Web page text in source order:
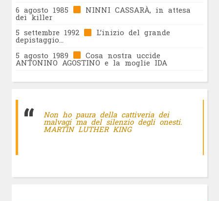
6 agosto 1985
NINNI CASSARÀ, in attesa
dei killer
5 settembre 1992
L’inizio del grande
depistaggio…
5 agosto 1989
Cosa nostra uccide
ANTONINO AGOSTINO e la moglie IDA
Non ho paura della cattiveria dei
malvagi ma del silenzio degli onesti.
MARTIN LUTHER KING